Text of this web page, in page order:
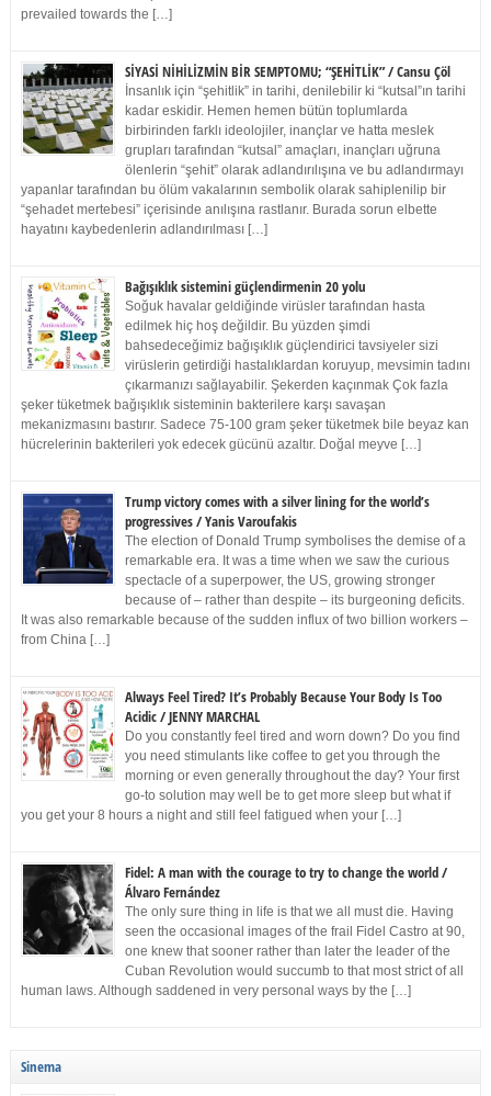
prevailed towards the […]
SİYASİ NİHİLİZMİN BİR SEMPTOMU; “ŞEHİTLİK” / Cansu Çöl
İnsanlık için “şehitlik” in tarihi, denilebilir ki “kutsal”ın tarihi
kadar eskidir. Hemen hemen bütün toplumlarda
birbirinden farklı ideolojiler, inançlar ve hatta meslek
grupları tarafından “kutsal” amaçları, inançları uğruna
ölenlerin “şehit” olarak adlandırılışına ve bu adlandırmayı
yapanlar tarafından bu ölüm vakalarının sembolik olarak sahiplenilip bir
“şehadet mertebesi” içerisinde anılışına rastlanır. Burada sorun elbette
hayatını kaybedenlerin adlandırılması […]
Bağışıklık sistemini güçlendirmenin 20 yolu
Soğuk havalar geldiğinde virüsler tarafından hasta
edilmek hiç hoş değildir. Bu yüzden şimdi
bahsedeceğimiz bağışıklık güçlendirici tavsiyeler sizi
virüslerin getirdiği hastalıklardan koruyup, mevsimin tadını
çıkarmanızı sağlayabilir. Şekerden kaçınmak Çok fazla
şeker tüketmek bağışıklık sisteminin bakterilere karşı savaşan
mekanizmasını bastırır. Sadece 75-100 gram şeker tüketmek bile beyaz kan
hücrelerinin bakterileri yok edecek gücünü azaltır. Doğal meyve […]
Trump victory comes with a silver lining for the world’s
progressives / Yanis Varoufakis
The election of Donald Trump symbolises the demise of a
remarkable era. It was a time when we saw the curious
spectacle of a superpower, the US, growing stronger
because of – rather than despite – its burgeoning deficits.
It was also remarkable because of the sudden influx of two billion workers –
from China […]
Always Feel Tired? It’s Probably Because Your Body Is Too
Acidic / JENNY MARCHAL
Do you constantly feel tired and worn down? Do you find
you need stimulants like coffee to get you through the
morning or even generally throughout the day? Your first
go-to solution may well be to get more sleep but what if
you get your 8 hours a night and still feel fatigued when your […]
Fidel: A man with the courage to try to change the world /
Álvaro Fernández
The only sure thing in life is that we all must die. Having
seen the occasional images of the frail Fidel Castro at 90,
one knew that sooner rather than later the leader of the
Cuban Revolution would succumb to that most strict of all
human laws. Although saddened in very personal ways by the […]
Sinema